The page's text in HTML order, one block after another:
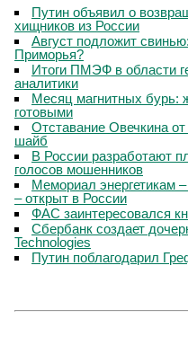
Путин объявил о
хищников из России
Август подложит
Приморья?
Итоги ПМЭФ в области
аналитики
Месяц магнитных бурь:
готовыми
Отставание Овечкина
шайб
В России разработают
голосов мошенников
Мемориал энергетикам
– открыт в России
ФАС заинтересовался
Сбербанк создает
Technologies
Путин поблагодарил